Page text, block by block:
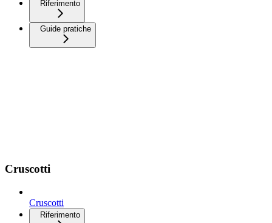
Riferimento
Guide pratiche
Cruscotti
Cruscotti
Riferimento